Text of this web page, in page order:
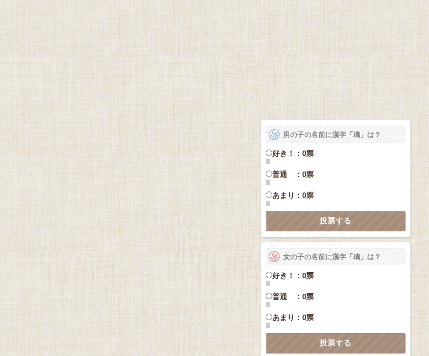
男の子の名前に漢字「璃」は？
好き！：0票
普通 ：0票
あまり：0票
女の子の名前に漢字「璃」は？
好き！：0票
普通 ：0票
あまり：0票